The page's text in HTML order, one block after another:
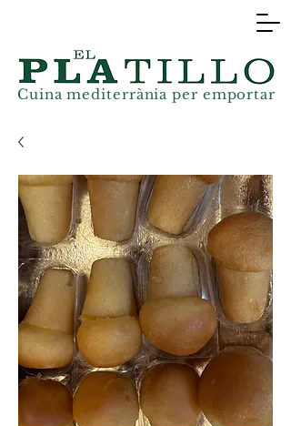
Cuina mediterràniaper emportar